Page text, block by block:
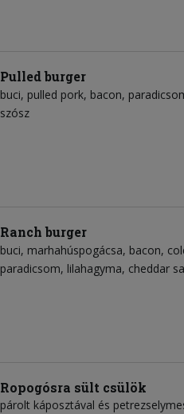
Pulled burger
buci pulled pork bacon
szósz
Ranch burger
buci marhahúspogácsa bacon
paradicsom lilahagyma cheddar
Ropogósra sült csülök
párolt káposztával és